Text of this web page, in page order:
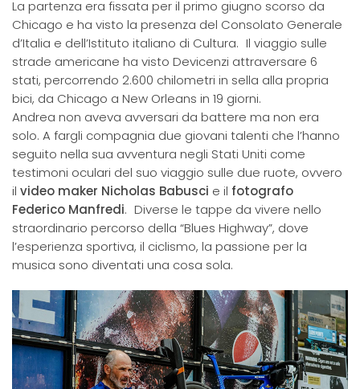
La partenza era fissata per il primo giugno scorso da
Chicago e ha visto la presenza del Consolato Generale
d’Italia e dell’Istituto italiano di Cultura. Il viaggio sulle
strade americane ha visto Devicenzi attraversare 6
stati, percorrendo 2.600 chilometri in sella alla propria
bici, da Chicago a New Orleans in 19 giorni.
Andrea non aveva avversari da battere ma non era
solo. A fargli compagnia due giovani talenti che l’hanno
seguito nella sua avventura negli Stati Uniti come
testimoni oculari del suo viaggio sulle due ruote, ovvero
il video maker Nicholas Babusci e il fotografo
Federico Manfredi. Diverse le tappe da vivere nello
straordinario percorso della “Blues Highway”, dove
l’esperienza sportiva, il ciclismo, la passione per la
musica sono diventati una cosa sola.